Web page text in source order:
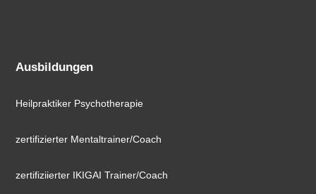
Ausbildungen
Heilpraktiker Psychotherapie
zertifizierter Mentaltrainer/Coach
zertifiziierter IKIGAI Trainer/Coach